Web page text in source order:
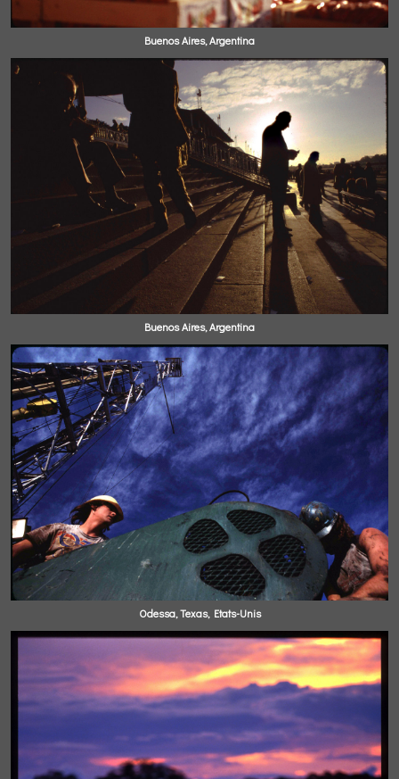
Buenos Aires, Argentina
Buenos Aires, Argentina
Odessa, Texas, Etats-Unis